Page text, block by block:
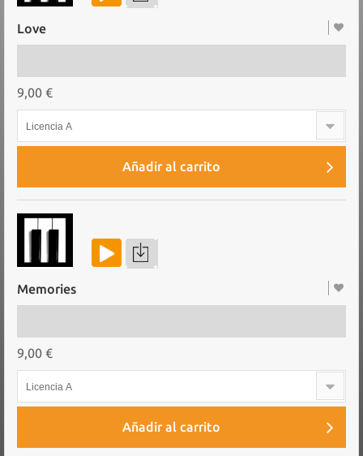
Love
9,00 €
Licencia A
Añadir al carrito
Memories
9,00 €
Licencia A
Añadir al carrito